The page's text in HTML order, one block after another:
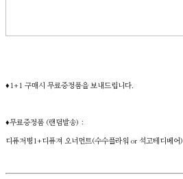
♦1+1 구매시 무료증정품을 보내드립니다.
♦무료증정품 (랜덤발송) :
디퓨저병1+디퓨져 오너먼트(수수플라워 or 석고테디베어)